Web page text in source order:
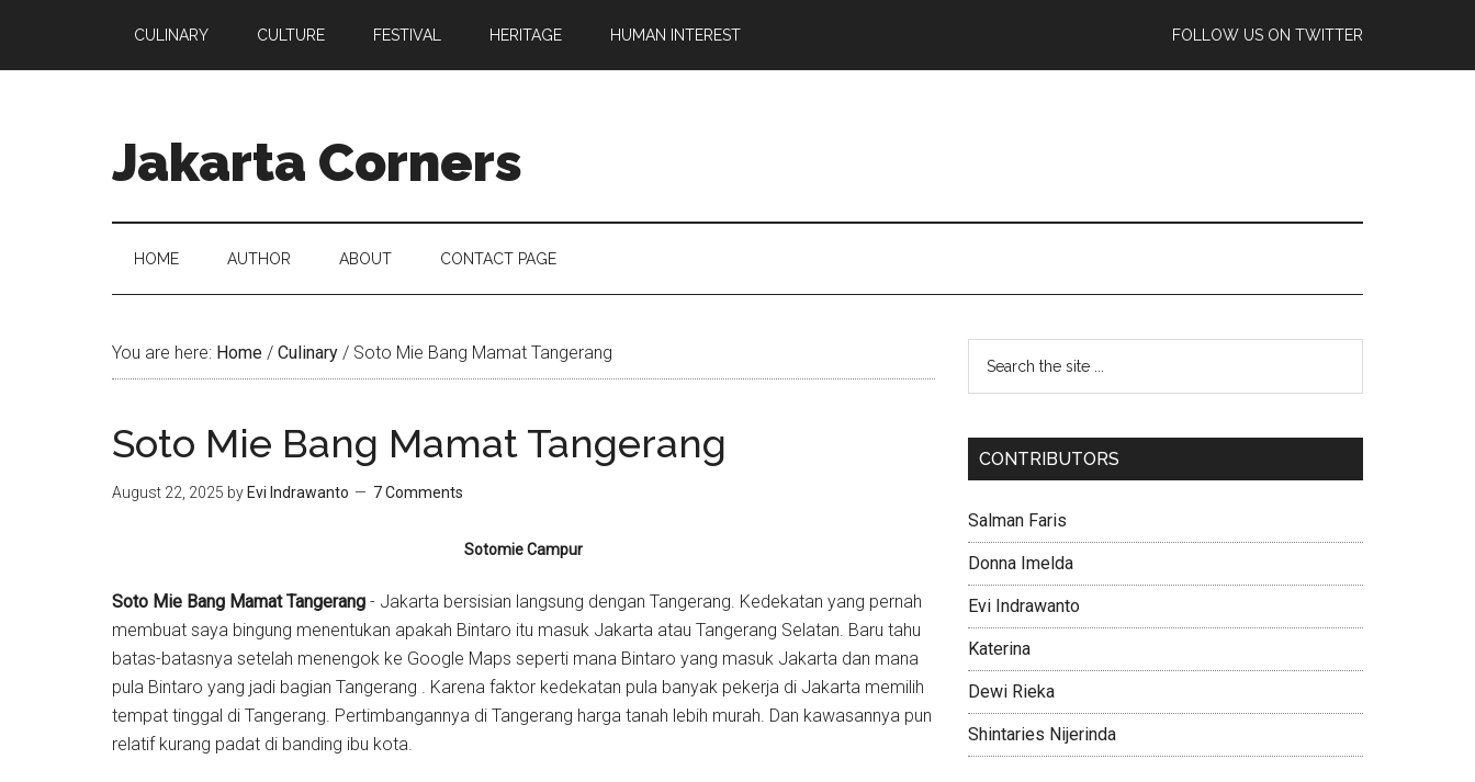
CULINARY CULTURE FESTIVAL HERITAGE HUMAN INTEREST FOLLOW US ON TWITTER
Jakarta Corners
HOME AUTHOR ABOUT CONTACT PAGE
You are here: Home / Culinary / Soto Mie Bang Mamat Tangerang
Soto Mie Bang Mamat Tangerang
August 22, 2025 by Evi Indrawanto 7 Comments
Sotomie Campur
Soto Mie Bang Mamat Tangerang - Jakarta bersisian langsung dengan Tangerang. Kedekatan yang pernah
membuat saya bingung menentukan apakah Bintaro itu masuk Jakarta atau Tangerang Selatan. Baru tahu
batas-batasnya setelah menengok ke Google Maps seperti mana Bintaro yang masuk Jakarta dan mana
pula Bintaro yang jadi bagian Tangerang . Karena faktor kedekatan pula banyak pekerja di Jakarta memilih
tempat tinggal di Tangerang. Pertimbangannya di Tangerang harga tanah lebih murah. Dan kawasannya pun
relatif kurang padat di banding ibu kota.
CONTRIBUTORS
Salman Faris
Donna Imelda
Evi Indrawanto
Katerina
Dewi Rieka
Shintaries Nijerinda